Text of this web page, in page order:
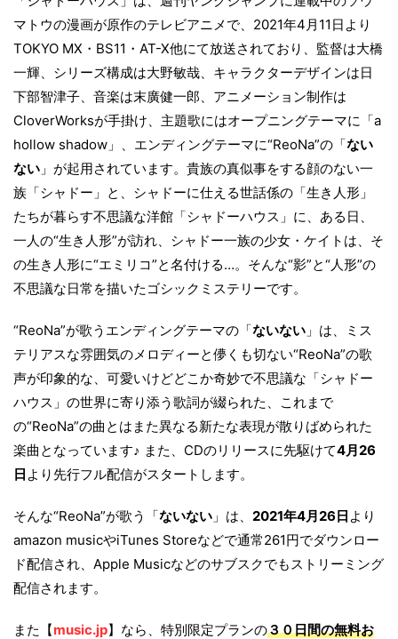
マトウの漫画が原作のテレビアニメで、2021年4月11日より
TOKYO MX・BS11・AT-X他にて放送されており、監督は大橋
一輝、シリーズ構成は大野敏哉、キャラクターデザインは日
下部智津子、音楽は末廣健一郎、アニメーション制作は
CloverWorksが手掛け、主題歌にはオープニングテーマに「a
hollow shadow」、エンディングテーマに“ReoNa”の「ない
ない 」が起用されています。貴族の真似事をする顔のない一
族「シャドー」と、シャドーに仕える世話係の「生き人形」
たちが暮らす不思議な洋館「シャドーハウス」に、ある日、
一人の“生き人形”が訪れ、シャドー一族の少女・ケイトは、そ
の生き人形に“エミリコ”と名付ける…。そんな“影”と“人形”の
不思議な日常を描いたゴシックミステリーです。
“ReoNa”が歌うエンディングテーマの「ないない 」は、ミス
テリアスな雰囲気のメロディーと儚くも切ない“ReoNa”の歌
声が印象的な、可愛いけどどこか奇妙で不思議な「シャドー
ハウス」の世界に寄り添う歌詞が綴られた、これまで
の“ReoNa”の曲とはまた異なる新たな表現が散りばめられた
楽曲となっています♪ また、CDのリリースに先駆けて4月26
日 より先行フル配信がスタートします。
そんな“ReoNa”が歌う「ないない 」は、 2021年4月26日 より
amazon musicやiTunes Storeなどで通常261円でダウンロー
ド配信され、Apple Musicなどのサブスクでもストリーミング
配信されます。
また【music.jp】なら、特別限定プランの３０日間の無料お